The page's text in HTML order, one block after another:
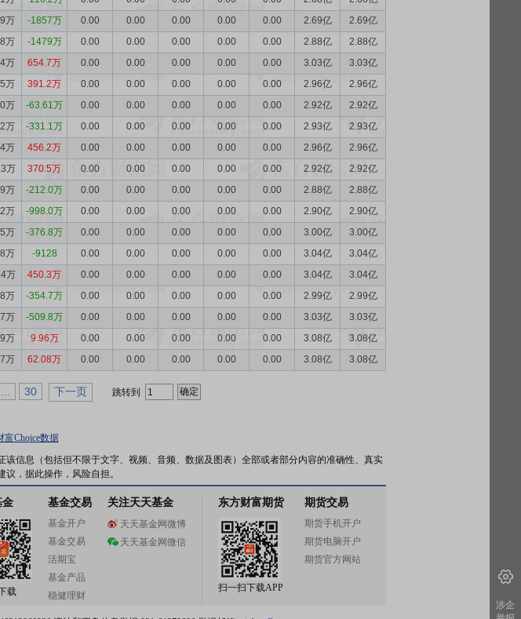
万 -1857万 0.00 0.00 0.00 0.00 0.00 2.69亿
2.69亿
万 -1479万 0.00 0.00 0.00 0.00 0.00 2.88亿
2.88亿
万 654.7万 0.00 0.00 0.00 0.00 0.00 3.03亿
3.03亿
万 391.2万 0.00 0.00 0.00 0.00 0.00 2.96亿
2.96亿
万 -63.61万 0.00 0.00 0.00 0.00 0.00 2.92亿
2.92亿
万 -331.1万 0.00 0.00 0.00 0.00 0.00 2.93亿
2.93亿
万 456.2万 0.00 0.00 0.00 0.00 0.00 2.96亿
2.96亿
万 370.5万 0.00 0.00 0.00 0.00 0.00 2.92亿
2.92亿
万 -212.0万 0.00 0.00 0.00 0.00 0.00 2.88亿
2.88亿
万 -998.0万 0.00 0.00 0.00 0.00 0.00 2.90亿
2.90亿
万 -376.8万 0.00 0.00 0.00 0.00 0.00 3.00亿
3.00亿
万 -9128 0.00 0.00 0.00 0.00 0.00 3.04亿
3.04亿
万 450.3万 0.00 0.00 0.00 0.00 0.00 3.04亿
3.04亿
万 -354.7万 0.00 0.00 0.00 0.00 0.00 2.99亿
2.99亿
万 -509.8万 0.00 0.00 0.00 0.00 0.00 3.03亿
3.03亿
万 9.96万 0.00 0.00 0.00 0.00 0.00 3.08亿
3.08亿
万 62.08万 0.00 0.00 0.00 0.00 0.00 3.08亿 3.08亿
30 下一页 跳转到
富Choice数据
信息（包括但不限于文字、视频、音频、数据及图表）全部或者部分内容的准确性、真实
，据此操作，风险自担。
金
载
基金交易
基金开户
基金交易
活期宝
基金产品
稳健理财
关注天天基金
天天基金网微博
天天基金网微信
东方财富期货
扫一扫下载APP
期货交易
期货手机开户
期货电脑开户
期货官方网站
涉企